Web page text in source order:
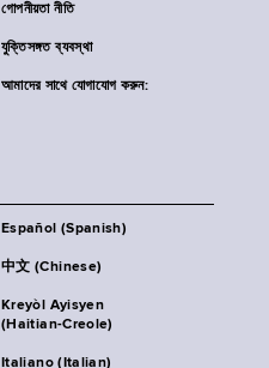
গোপনীয়তা নীতি
যুক্তিসঙ্গত ব্যবস্থা
আমাদের সাথে যোগাযোগ করুন:
Español (Spanish)
中文 (Chinese)
Kreyòl Ayisyen
(Haitian-Creole)
Italiano (Italian)